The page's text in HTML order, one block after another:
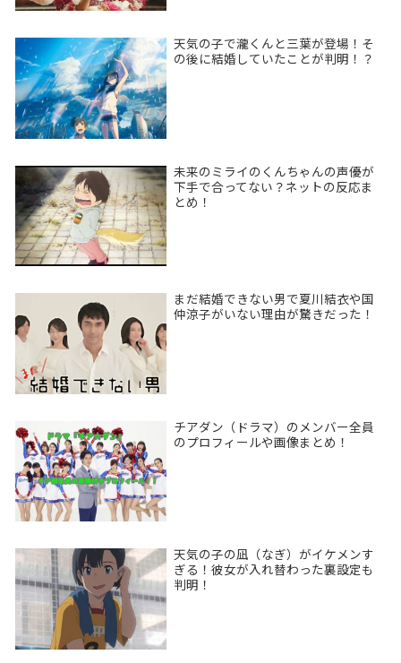
天気の子で瀧くんと三葉が登場！そ
の後に結婚していたことが判明！？
未来のミライのくんちゃんの声優が
下手で合ってない？ネットの反応ま
とめ！
まだ結婚できない男で夏川結衣や国
仲涼子がいない理由が驚きだった！
チアダン（ドラマ）のメンバー全員
のプロフィールや画像まとめ！
天気の子の凪（なぎ）がイケメンす
ぎる！彼女が入れ替わった裏設定も
判明！